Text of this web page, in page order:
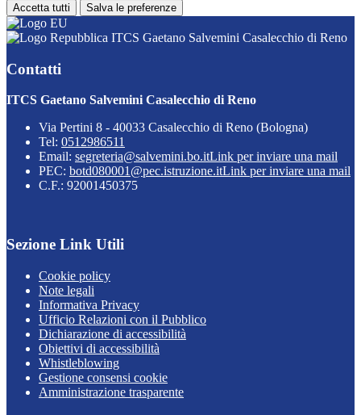
Accetta tutti Salva le preferenze
ITCS Gaetano Salvemini Casalecchio di Reno
Contatti
ITCS Gaetano Salvemini Casalecchio di Reno
Via Pertini 8 - 40033 Casalecchio di Reno (Bologna)
Tel: 0512986511
Email: segreteria@salvemini.bo.itLink per inviare una mail
PEC: botd080001@pec.istruzione.itLink per inviare una mail
C.F.: 92001450375
Sezione Link Utili
Cookie policy
Note legali
Informativa Privacy
Ufficio Relazioni con il Pubblico
Dichiarazione di accessibilità
Obiettivi di accessibilità
Whistleblowing
Gestione consensi cookie
Amministrazione trasparente